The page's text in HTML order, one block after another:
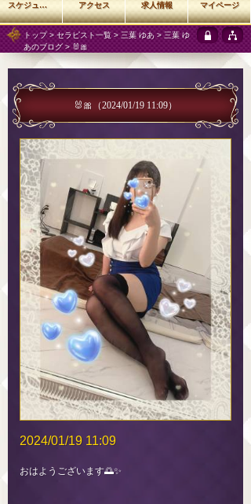
トップ> セラピスト一覧 >三葉 ゆあ >三葉 ゆ
あのブログ> 🐰🎀
🐰🎀 （2024/01/19 11:09）
2024/01/19 11:09
おはようございます🌅✨
スケジュール アクセス 求人情報 マイページ